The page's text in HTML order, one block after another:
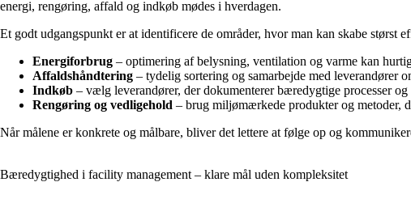
energi, rengøring, affald og indkøb mødes i hverdagen.
Et godt udgangspunkt er at identificere de områder, hvor man kan skabe størst
Energiforbrug – optimering af belysning, ventilation og varme kan
Affaldshåndtering – tydelig sortering og samarbejde med leverandører
Indkøb – vælg leverandører, der dokumenterer bæredygtige processer og
Rengøring og vedligehold – brug miljømærkede produkter og metoder,
Når målene er konkrete og målbare, bliver det lettere at følge op og
Bæredygtighed i facility management – klare mål uden kompleksitet